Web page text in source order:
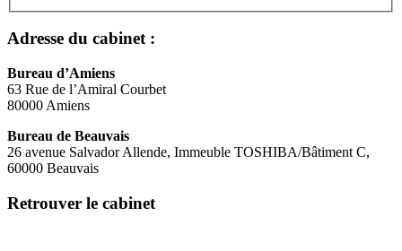
Adresse du cabinet :
Bureau d’Amiens
63 Rue de l’Amiral Courbet
80000 Amiens
Bureau de Beauvais
26 avenue Salvador Allende, Immeuble TOSHIBA/Bâtiment C,
60000 Beauvais
Retrouver le cabinet